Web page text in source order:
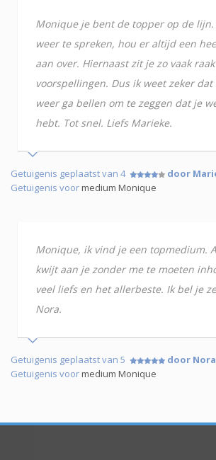
Monique je bent de topper op de lijn.
weer te spreken, hou er altijd een
aan over. Hiernaast zit je zo vaak
voorspellingen. Dus ik weet zeker dat
weer ga bellen om te zeggen dat je
hebt. Tot snel. Liefs Marieke.
Getuigenis geplaatst van 4 door
Getuigenis voormedium Monique
Monique, ik vind je een topmedium.
kwijt aan je zonder me te moeten
veel liefs en het allerbeste. Ik bel je
Nora.
Getuigenis geplaatst van 5 door Nora
Getuigenis voormedium Monique